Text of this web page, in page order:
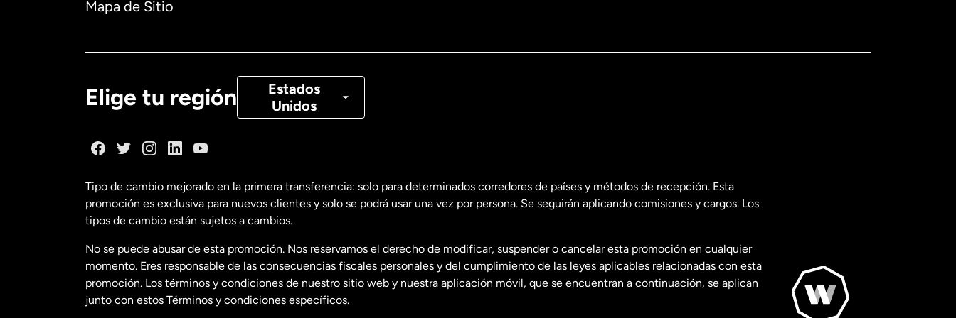
Mapa de Sitio
Elige tu región
Estados
Unidos
Canadá Français
Estados Unidos English
Estados Unidos Español
Francia
Tipo de cambio mejorado en la primera transferencia: solo para determinados corredores de países y métodos de recepción. Esta
promoción es exclusiva para nuevos clientes y solo se podrá usar una vez por persona. Se seguirán aplicando comisiones y cargos. Los
tipos de cambio están sujetos a cambios.
No se puede abusar de esta promoción. Nos reservamos el derecho de modificar, suspender o cancelar esta promoción en cualquier
momento. Eres responsable de las consecuencias fiscales personales y del cumplimiento de las leyes aplicables relacionadas con esta
promoción. Los términos y condiciones de nuestro sitio web y nuestra aplicación móvil, que se encuentran a continuación, se aplican
junto con estos Términos y condiciones específicos.